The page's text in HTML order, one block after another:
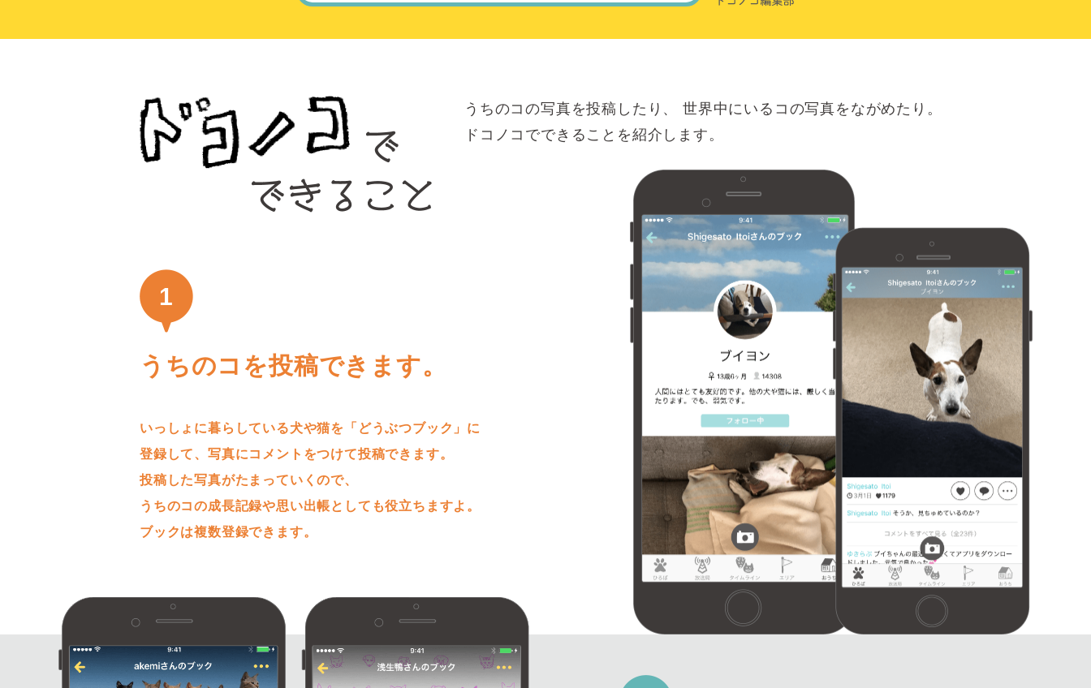
うちのコの写真を投稿したり、
世界中にいるコの写真をながめたり。
ドコノコでできることを紹介します。
1
うちのコを投稿できます。
いっしょに暮らしている犬や猫を「どうぶつブック」に
登録して、写真にコメントをつけて投稿できます。
投稿した写真がたまっていくので、
うちのコの成長記録や思い出帳としても役立ちますよ。
ブックは複数登録できます。